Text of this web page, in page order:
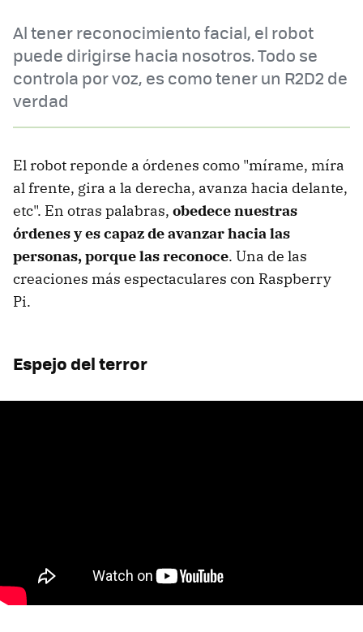
Al tener reconocimiento facial, el robot
puede dirigirse hacia nosotros. Todo se
controla por voz, es como tener un R2D2 de
verdad
El robot reponde a órdenes como "mírame, míra
al frente, gira a la derecha, avanza hacia delante,
etc". En otras palabras, obedece nuestras
órdenes y es capaz de avanzar hacia las
personas, porque las reconoce. Una de las
creaciones más espectaculares con Raspberry
Pi.
Espejo del terror